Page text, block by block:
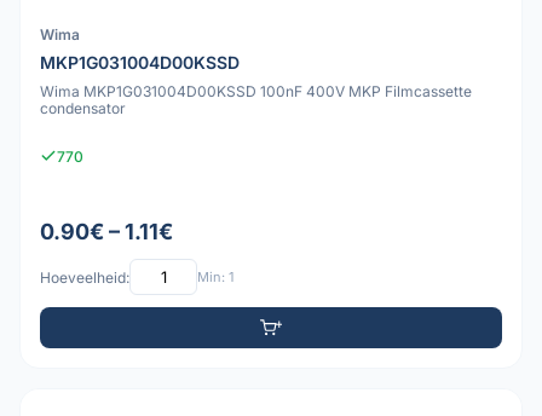
Wima
MKP1G031004D00KSSD
Wima MKP1G031004D00KSSD 100nF 400V MKP Filmcassette
condensator
770
0.90€ – 1.11€
Hoeveelheid: Min: 1